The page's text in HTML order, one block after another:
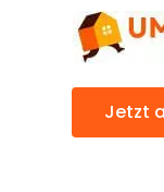
Jetzt